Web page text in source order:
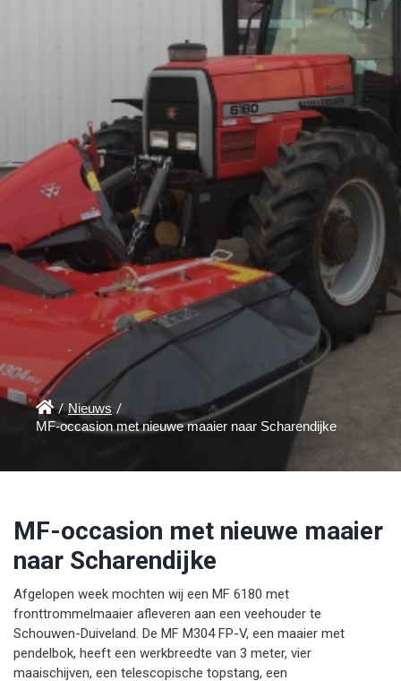
 / Nieuws /
MF-occasion met nieuwe maaier naar Scharendijke
MF-occasion met nieuwe maaier
naar Scharendijke
Afgelopen week mochten wij een MF 6180 met
fronttrommelmaaier afleveren aan een veehouder te
Schouwen-Duiveland. De MF M304 FP-V, een maaier met
pendelbok, heeft een werkbreedte van 3 meter, vier
maaischijven, een telescopische topstang, een